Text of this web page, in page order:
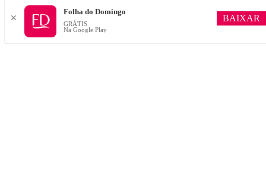
✕
Folha do Domingo
GRÁTIS
Na Google Play
BAIXAR